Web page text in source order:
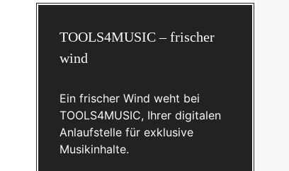
TOOLS4MUSIC – frischer
wind
Ein frischer Wind weht bei
TOOLS4MUSIC, Ihrer digitalen
Anlaufstelle für exklusive
Musikinhalte.